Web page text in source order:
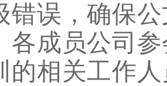
错误，确保
各成员公司
的相关工作